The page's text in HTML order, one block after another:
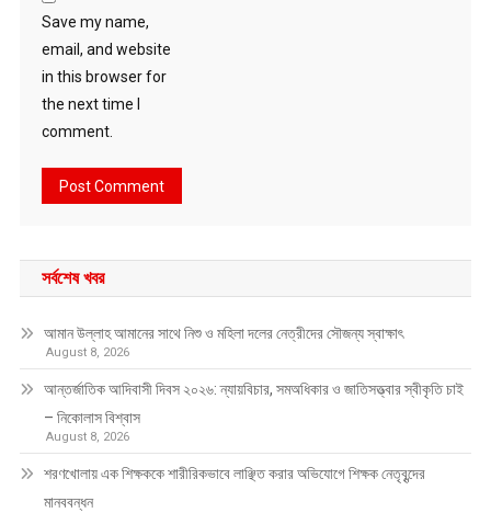
Save my name,
email, and website
in this browser for
the next time I
comment.
সর্বশেষ খবর
আমান উল্লাহ আমানের সাথে নিশু ও মহিলা দলের নেত্রীদের সৌজন্য স্বাক্ষাৎ
August 8, 2026
আন্তর্জাতিক আদিবাসী দিবস ২০২৬: ন্যায়বিচার, সমঅধিকার ও জাতিসত্ত্বার স্বীকৃতি চাই
– নিকোলাস বিশ্বাস
August 8, 2026
শরণখোলায় এক শিক্ষককে শারীরিকভাবে লাঞ্ছিত করার অভিযোগে শিক্ষক নেতৃবৃন্দের
মানববন্ধন